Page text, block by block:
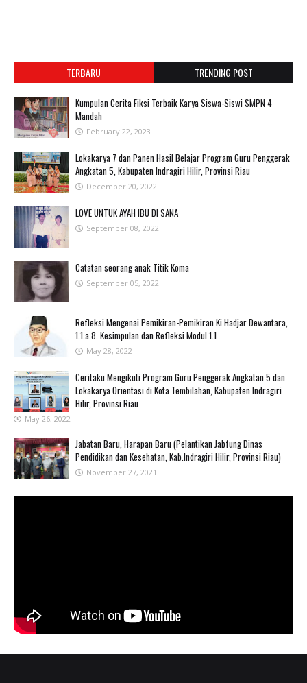
TERBARU TRENDING POST
Kumpulan Cerita Fiksi Terbaik Karya Siswa-Siswi SMPN 4
Mandah
February 22, 2023
Lokakarya 7 dan Panen Hasil Belajar Program Guru Penggerak
Angkatan 5, Kabupaten Indragiri Hilir, Provinsi Riau
December 20, 2022
LOVE UNTUK AYAH IBU DI SANA
September 08, 2022
Catatan seorang anak Titik Koma
September 05, 2022
Refleksi Mengenai Pemikiran-Pemikiran Ki Hadjar Dewantara,
1.1.a.8. Kesimpulan dan Refleksi Modul 1.1
May 28, 2022
Ceritaku Mengikuti Program Guru Penggerak Angkatan 5 dan
Lokakarya Orientasi di Kota Tembilahan, Kabupaten Indragiri
Hilir, Provinsi Riau
May 26, 2022
Jabatan Baru, Harapan Baru (Pelantikan Jabfung Dinas
Pendidikan dan Kesehatan, Kab.Indragiri Hilir, Provinsi Riau)
November 27, 2021